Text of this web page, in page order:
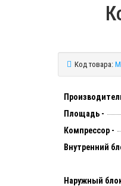
Код товара:
Площадь -
Компрессор -
Внутренний
Наружный